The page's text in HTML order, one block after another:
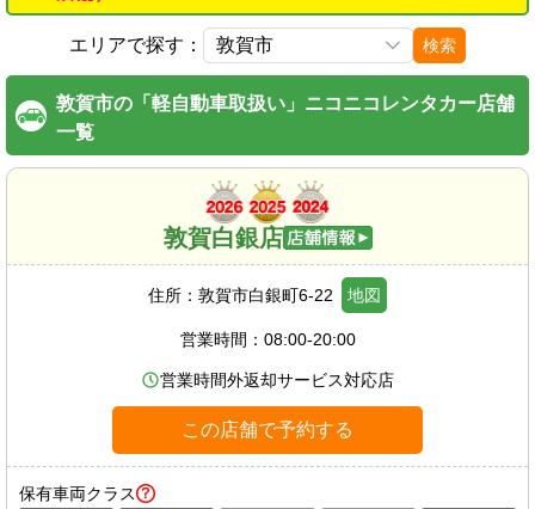
エリアで探す： 検索
敦賀市の「軽自動車取扱い」ニコニコレンタカー店舗
一覧
敦賀白銀店
住所： 敦賀市白銀町6-22 地図
営業時間： 08:00-20:00
営業時間外返却サービス対応店
この店舗で予約する
保有車両クラス